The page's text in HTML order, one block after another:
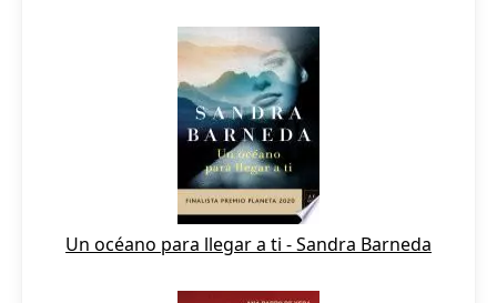
Un océano para llegar a ti - Sandra Barneda